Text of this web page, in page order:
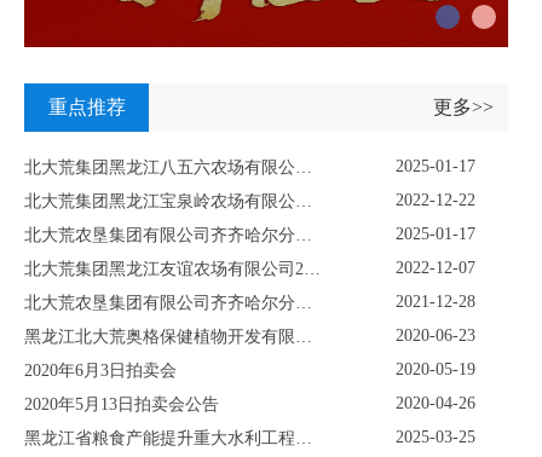
重点推荐 更多>>
2025-01-17
2022-12-22
2025-01-17
2022-12-07
2021-12-28
2020-06-23
2020年6月3日拍卖会
2020-05-19
2020年5月13日拍卖会公告
2020-04-26
2025-03-25